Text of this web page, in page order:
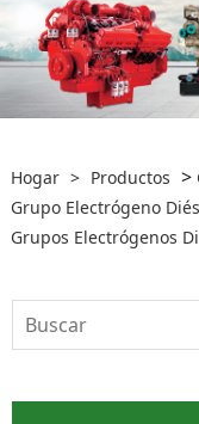
Hogar > Productos >
Grupo Electrógeno
Grupos Electrógenos